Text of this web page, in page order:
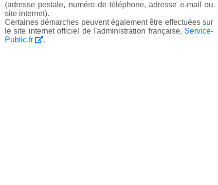
(adresse postale, numéro de téléphone, adresse e-mail ou
site internet).
Certaines démarches peuvent également être effectuées sur
le site internet officiel de l'administration française, Service-
Public.fr
.